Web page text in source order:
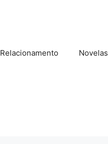
Relacionamento Novelas